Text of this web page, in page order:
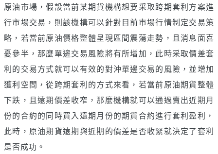
原油市場，假設當前某期貨機構想要采取跨期套利方案進
行市場交易，則該機構可以針對目前市場行情制定交易策
略，若當前原油價格整體呈現區間震蕩走勢，且消息面喜
憂參半，那麼單邊交易風險將有所增加，此時采取價差套
利的交易方式就可以有效的對沖單邊交易的風險，並增加
獲利空間，從跨期套利的方式來看，若當前原油期貨整體
下跌，且遠期價差收窄，那麼機構就可以通過賣出近期月
份的合約的同時買入遠期月份的期貨合約進行套利盈利，
此時，原油期貨遠期與近期的價差是否收緊就決定了套利
是否成功。